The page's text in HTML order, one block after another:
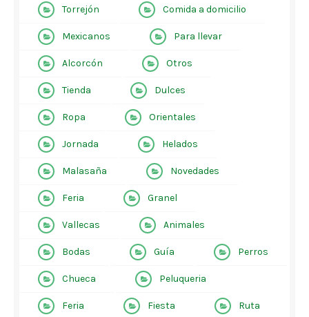
Torrejón Comida a domicilio
Mexicanos Para llevar
Alcorcón Otros
Tienda Dulces
Ropa Orientales
Jornada Helados
Malasaña Novedades
Feria Granel
Vallecas Animales
Bodas Guía Perros
Chueca Peluqueria
Feria Fiesta Ruta